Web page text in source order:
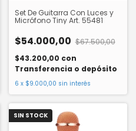
Set De Guitarra Con Luces y
Micrófono Tiny Art. 55481
$54.000,00 $67.500,00
$43.200,00 con
Transferencia o depósito
6 x $9.000,00 sin interés
SIN STOCK